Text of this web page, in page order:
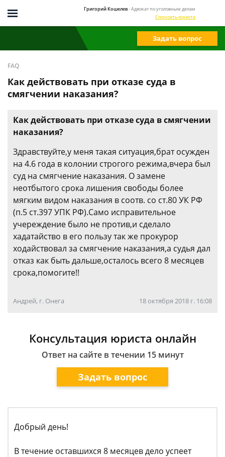
Григорий Кошелев- Адвокат по уголовным делам
Спросить юриста
Задать вопрос
FAQ
Как действовать при отказе суда в
смягчении наказания?
Как действовать при отказе суда в смягчении
наказания?
Здравствуйте,у меня такая ситуация,брат осужден
на 4.6 года в колонии строгого режима,вчера был
суд на смягчение наказания. О замене
неотбытого срока лишения свободы более
мягким видом наказания в соотв. со ст.80 УК РФ
(п.5 ст.397 УПК РФ).Само исправительное
учереждение было не против,и сделало
хадатайство в его пользу так же прокурор
ходайствовал за смягчение наказания,а судья дал
отказ как быть дальше,осталось всего 8 месяцев
срока,помогите!!
Андрей, г. Онега 18 октября 2018 г. 16:08
Консультация юриста онлайн
Ответ на сайте в течении 15 минут
Задать вопрос
Добрый день!
В течение оставшихся 8 месяцев дело успеет